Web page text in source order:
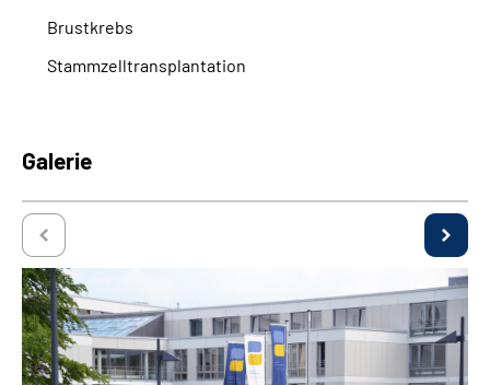
Brustkrebs
Stammzelltransplantation
Galerie